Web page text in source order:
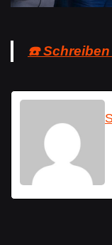
☎️ Schreiben